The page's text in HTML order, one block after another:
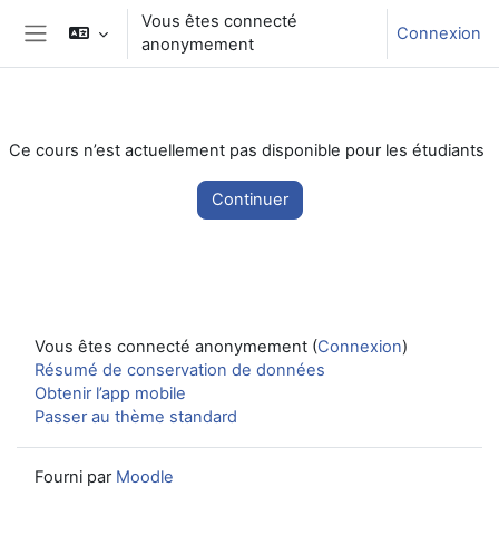
Passer au contenu principal
Panneau latéral
Vous êtes connecté
anonymement
Connexion
Ce cours n’est actuellement pas disponible pour les étudiants
Continuer
Vous êtes connecté anonymement (Connexion)
Résumé de conservation de données
Obtenir l’app mobile
Passer au thème standard
Fourni par Moodle